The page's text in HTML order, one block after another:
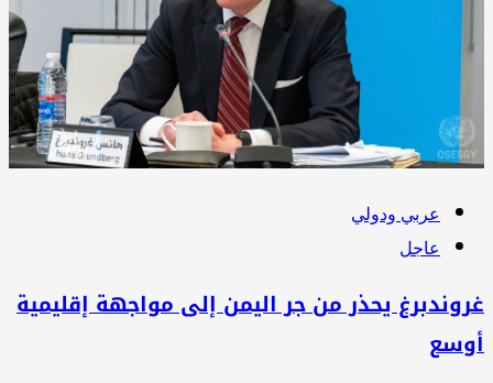
عربي ودولي
عاجل
يحذر من جر اليمن إلى مواجهة إقليمية